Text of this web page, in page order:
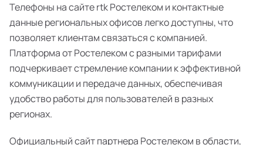
Телефоны на сайте rtk Ростелеком и контактные
данные региональных офисов легко доступны, что
позволяет клиентам связаться с компанией.
Платформа от Ростелеком с разными тарифами
подчеркивает стремление компании к эффективной
коммуникации и передаче данных, обеспечивая
удобство работы для пользователей в разных
регионах.
Официальный сайт партнера Ростелеком в области,